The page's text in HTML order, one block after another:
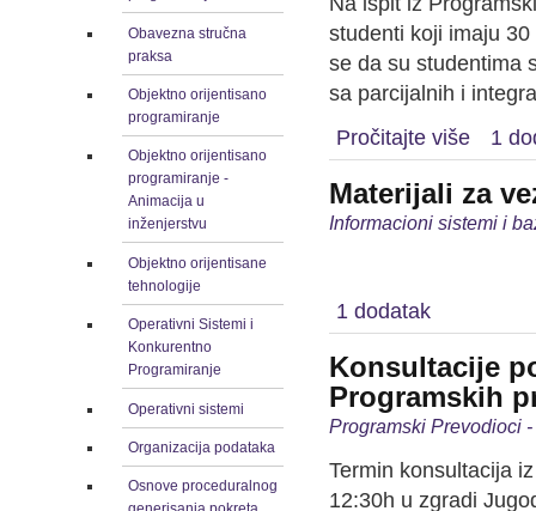
Obavezna stručna
praksa
Objektno orijentisano
programiranje
Objektno orijentisano
programiranje -
Animacija u
inženjerstvu
Objektno orijentisane
tehnologije
Operativni Sistemi i
Konkurentno
Programiranje
Operativni sistemi
Organizacija podataka
Osnove proceduralnog
studenti koji imaju
se da su studentima
sa parcijalnih i
Pročitajte više
1
Materijali za
Informacioni sistemi i
1 dodatak
Konsultacije
Programskih
Programski Prevodioci
Termin konsultacija
12:30h u zgradi